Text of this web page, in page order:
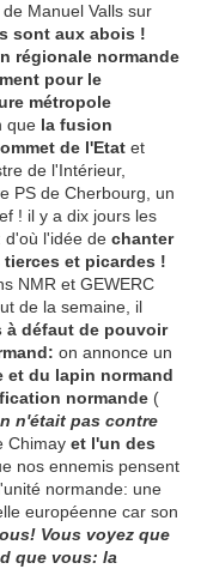
Manuel Valls sur
sont aux abois !
régionale normande
pour le
métropole
que la fusion
de l'Etat et
de l'Intérieur,
PS de Cherbourg, un
! il y a dix jours les
d'où l'idée de chanter
et picardes !
NMR et GEWERC
de la semaine, il
à défaut de pouvoir
on annonce un
et du lapin normand
normande (
n'était pas contre
Chimay et l'un des
nos ennemis pensent
normande: une
européenne car son
Vous voyez que
que vous: la